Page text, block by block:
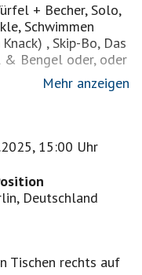
+ Becher, Solo,
Schwimmen
, Skip-Bo, Das
& Bengel oder, oder
Ihr dürft auch
mitbringen. (Skat ,
damit ich das
: Bitte
Mehr anzeigen
15:00 Uhr
Deutschland
Tischen rechts auf